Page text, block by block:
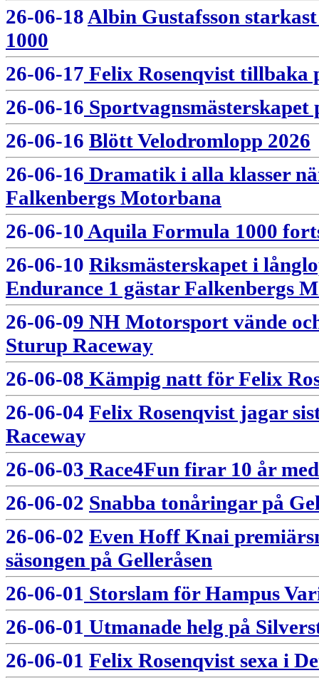
26-06-18 Albin Gustafsson
1000
26-06-17 Felix Rosenqvist tillbaka
26-06-16 Sportvagnsmästerskapet
26-06-16 Blött Velodromlopp 2026
26-06-16 Dramatik i alla klasser
Falkenbergs Motorbana
26-06-10 Aquila Formula 1000
26-06-10 Riksmästerskapet i
Endurance 1 gästar Falkenbergs
26-06-09 NH Motorsport vände
Sturup Raceway
26-06-08 Kämpig natt för Felix
26-06-04 Felix Rosenqvist jagar
Raceway
26-06-03 Race4Fun firar 10 år
26-06-02 Snabba tonåringar på
26-06-02 Even Hoff Knai
säsongen på Gelleråsen
26-06-01 Storslam för Hampus
26-06-01 Utmanade helg på
26-06-01 Felix Rosenqvist sexa i